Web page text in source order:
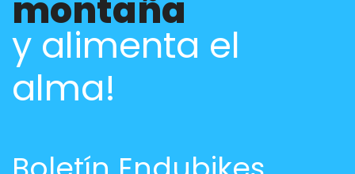
montaña
y alimenta el
alma!